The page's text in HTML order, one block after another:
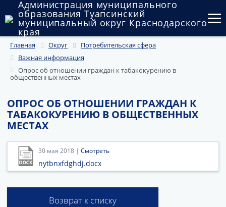
Администрация муниципального
образования Туапсинский
муниципальный округ Краснодарского
края
Округ
Администрация
Государственный и муниципальный контроль
Публичные слушания и общественные обсуждения
Главная Округ
Потребительская сфера
Важная информация
Опрос об отношении граждан к табакокурению в
общественных местах
ОПРОС ОБ ОТНОШЕНИИ ГРАЖДАН К
ТАБАКОКУРЕНИЮ В ОБЩЕСТВЕННЫХ
МЕСТАХ
30 мая 2018 | Смотреть
nytbnxfdghdj.docx
Возврат к списку